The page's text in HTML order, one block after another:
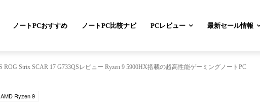
ノートPCおすすめ ノートPC比較ナビ PCレビュー 最新セール情報
ROG Strix SCAR 17 G733QSレビュー Ryzen 9 5900HX搭載の超高性能ゲーミングノートPC
AMD Ryzen 9